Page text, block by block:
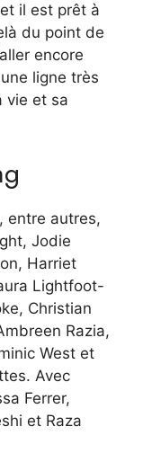
il est prêt à
du point de
encore
ligne très
vie et sa
entre autres,
Jodie
Harriet
Lightfoot-
Christian
Razia,
West et
Avec
Ferrer,
et Raza